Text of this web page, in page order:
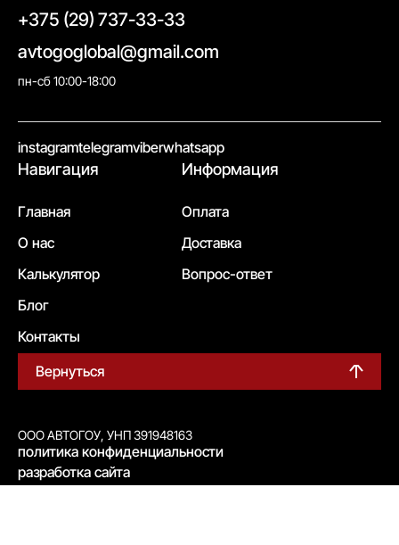
+375 (29) 737-33-33
avtogoglobal@gmail.com
пн-сб 10:00-18:00
instagramtelegramviberwhatsapp
Навигация
Главная
О нас
Калькулятор
Блог
Контакты
Информация
Оплата
Доставка
Вопрос-ответ
Вернуться
ООО АВТОГОУ, УНП 391948163
политика конфиденциальности
разработка сайта